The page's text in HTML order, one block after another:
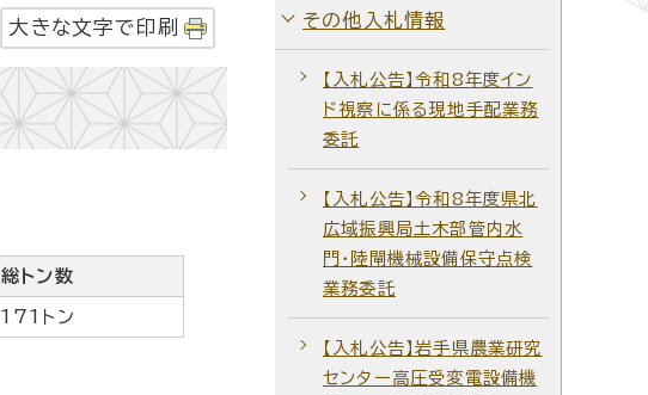
大きな文字で印刷
総トン数
171トン
その他入札情報
【入札公告】令和8年度イン
ド視察に係る現地手配業務
委託
【入札公告】令和8年度県北
広域振興局土木部管内水
門・陸閘機械設備保守点検
業務委託
【入札公告】岩手県農業研究
センター高圧受変電設備機